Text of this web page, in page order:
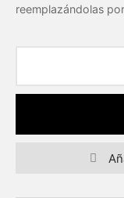
reemplazándolas